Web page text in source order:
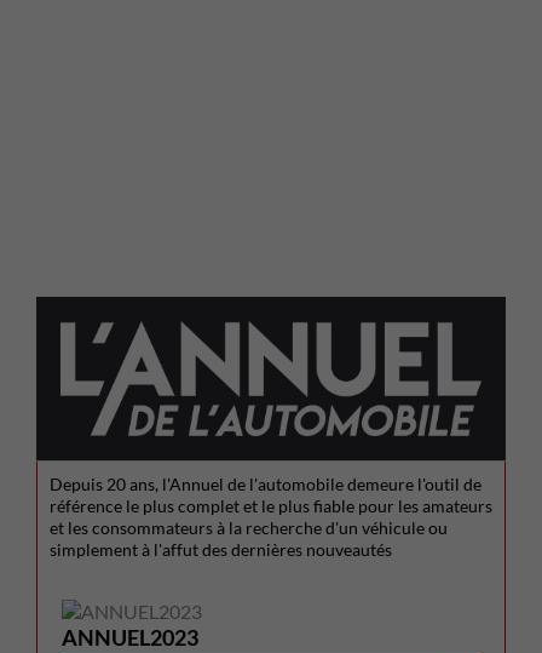
Depuis 20 ans, l'Annuel de l'automobile demeure l'outil de
référence le plus complet et le plus fiable pour les amateurs
et les consommateurs à la recherche d'un véhicule ou
simplement à l'affut des dernières nouveautés
ANNUEL2023